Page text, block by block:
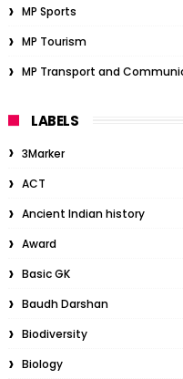
MP Sports
MP Tourism
MP Transport and
LABELS
3Marker
ACT
Ancient Indian history
Award
Basic GK
Baudh Darshan
Biodiversity
Biology